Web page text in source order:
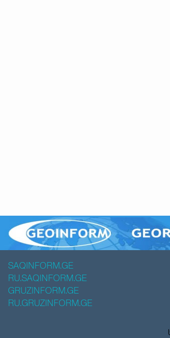
SAQINFORM.GE
RU.SAQINFORM.GE
GRUZINFORM.GE
RU.GRUZINFORM.GE